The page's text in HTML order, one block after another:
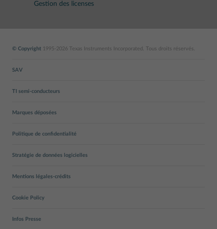
Gestion des licenses
© Copyright 1995-2026 Texas Instruments Incorporated. Tous droits réservés.
SAV
TI semi-conducteurs
Marques déposées
Politique de confidentialité
Stratégie de données logicielles
Mentions légales-crédits
Cookie Policy
Infos Presse